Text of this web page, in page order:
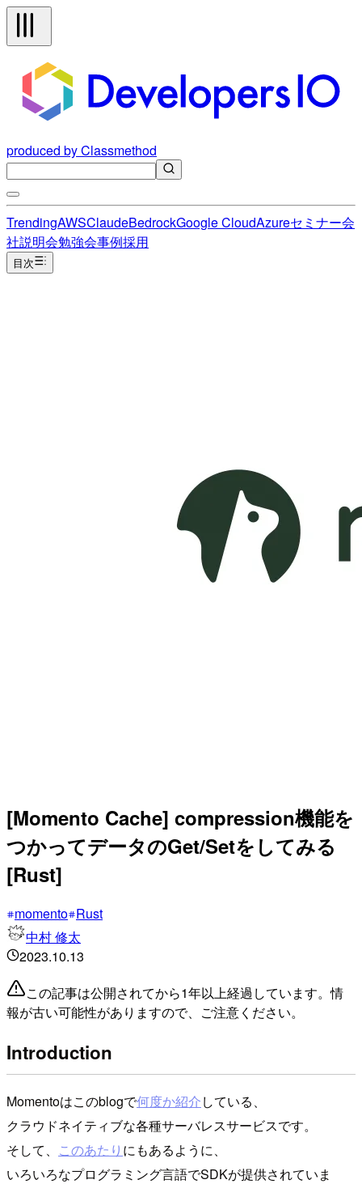
produced by Classmethod
TrendingAWSClaudeBedrockGoogle CloudAzureセミナー会
社説明会勉強会事例採用
目次
[Momento Cache] compression機能を
つかってデータのGet/Setをしてみる
[Rust]
momento Rust
中村 修太
2023.10.13
この記事は公開されてから1年以上経過しています。情
報が古い可能性がありますので、ご注意ください。
Introduction
Momentoはこのblogで何度か紹介している、
クラウドネイティブな各種サーバレスサービスです。
そして、 このあたり にもあるように、
いろいろなプログラミング言語でSDKが提供されていま